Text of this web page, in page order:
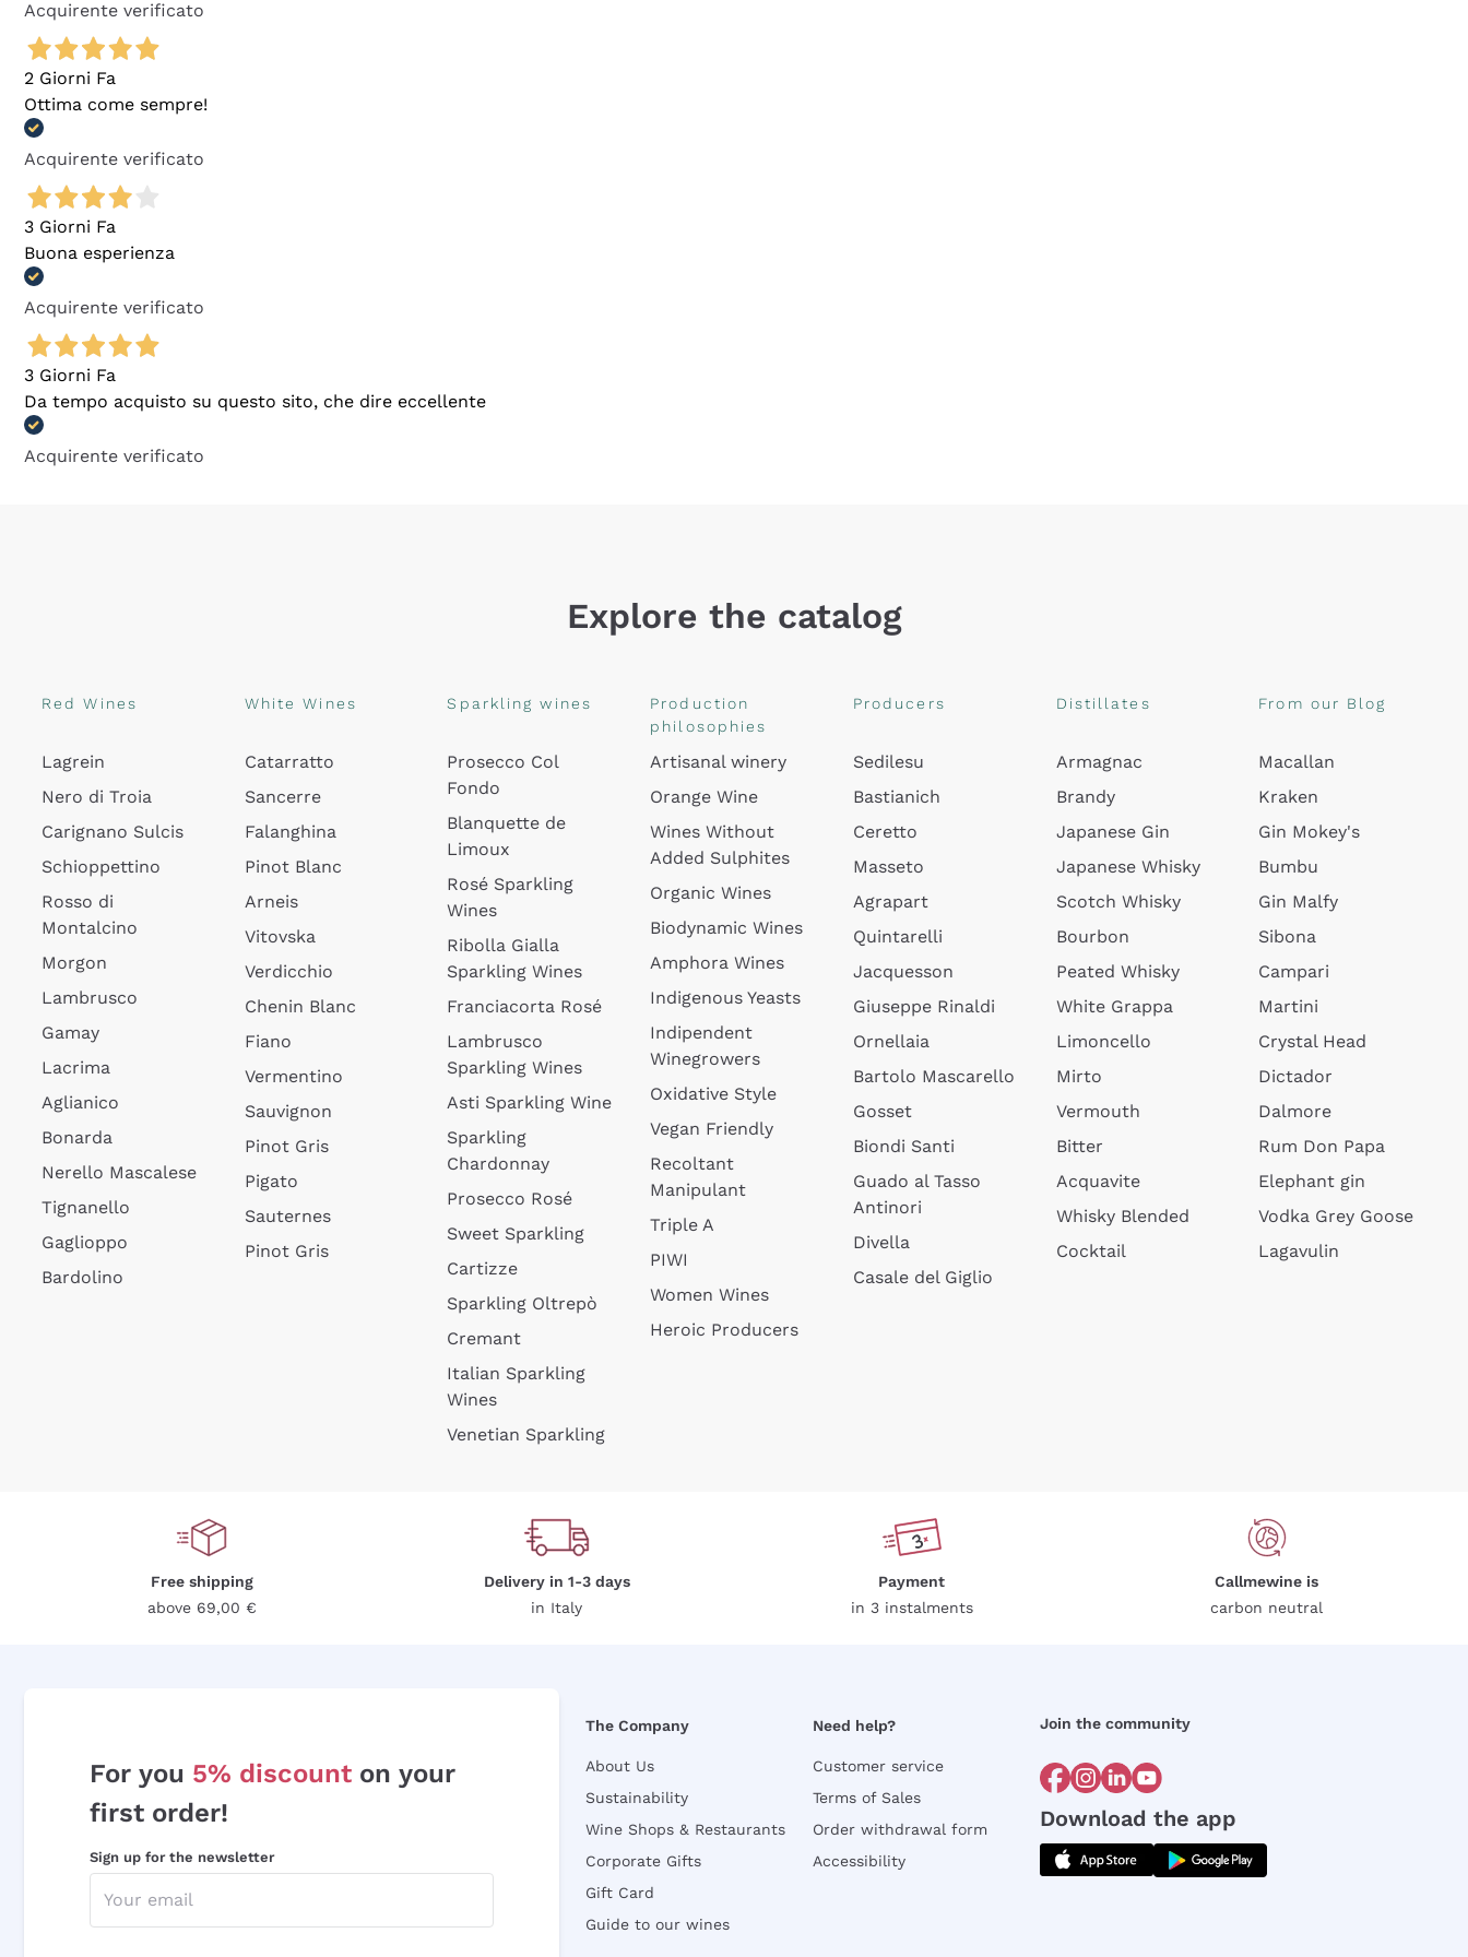
Acquirente verificato
2 Giorni Fa
Ottima come sempre!
Acquirente verificato
3 Giorni Fa
Buona esperienza
Acquirente verificato
3 Giorni Fa
Da tempo acquisto su questo sito, che dire eccellente
Acquirente verificato
Explore the catalog
Red Wines
Lagrein
Nero di Troia
Carignano Sulcis
Schioppettino
Rosso di
Montalcino
Morgon
Lambrusco
Gamay
Lacrima
Aglianico
Bonarda
Nerello Mascalese
Tignanello
Gaglioppo
Bardolino
White Wines
Catarratto
Sancerre
Falanghina
Pinot Blanc
Arneis
Vitovska
Verdicchio
Chenin Blanc
Fiano
Vermentino
Sauvignon
Pinot Gris
Pigato
Sauternes
Pinot Gris
Sparkling wines
Prosecco Col
Fondo
Blanquette de
Limoux
Rosé Sparkling
Wines
Ribolla Gialla
Sparkling Wines
Franciacorta Rosé
Lambrusco
Sparkling Wines
Asti Sparkling Wine
Sparkling
Chardonnay
Prosecco Rosé
Sweet Sparkling
Cartizze
Sparkling Oltrepò
Cremant
Italian Sparkling
Wines
Venetian Sparkling
Production
philosophies
Artisanal winery
Orange Wine
Wines Without
Added Sulphites
Organic Wines
Biodynamic Wines
Amphora Wines
Indigenous Yeasts
Indipendent
Winegrowers
Oxidative Style
Vegan Friendly
Recoltant
Manipulant
Triple A
PIWI
Women Wines
Heroic Producers
Producers
Sedilesu
Bastianich
Ceretto
Masseto
Agrapart
Quintarelli
Jacquesson
Giuseppe Rinaldi
Ornellaia
Bartolo Mascarello
Gosset
Biondi Santi
Guado al Tasso
Antinori
Divella
Casale del Giglio
Distillates
Armagnac
Brandy
Japanese Gin
Japanese Whisky
Scotch Whisky
Bourbon
Peated Whisky
White Grappa
Limoncello
Mirto
Vermouth
Bitter
Acquavite
Whisky Blended
Cocktail
From our Blog
Macallan
Kraken
Gin Mokey's
Bumbu
Gin Malfy
Sibona
Campari
Martini
Crystal Head
Dictador
Dalmore
Rum Don Papa
Elephant gin
Vodka Grey Goose
Lagavulin
Free shipping
above 69,00 €
Delivery in 1-3 days
in Italy
Payment
in 3 instalments
Callmewine is
carbon neutral
For you 5% discount on your
first order!
Sign up for the newsletter
The Company
About Us
Sustainability
Wine Shops & Restaurants
Corporate Gifts
Gift Card
Guide to our wines
Need help?
Customer service
Terms of Sales
Order withdrawal form
Accessibility
Join the community
Download the app